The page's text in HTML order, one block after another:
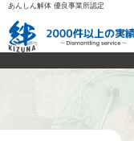
あんしん解体 優良事業所認定